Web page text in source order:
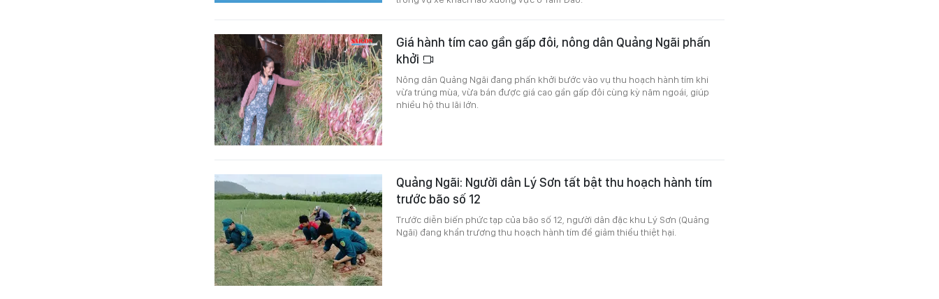
Giá hành tím cao gần gấp đôi, nông dân Quảng Ngãi phấn
khởi
Nông dân Quảng Ngãi đang phấn khởi bước vào vụ thu hoạch hành tím khi
vừa trúng mùa, vừa bán được giá cao gần gấp đôi cùng kỳ năm ngoái, giúp
nhiều hộ thu lãi lớn.
Quảng Ngãi: Người dân Lý Sơn tất bật thu hoạch hành tím
trước bão số 12
Trước diễn biến phức tạp của bão số 12, người dân đặc khu Lý Sơn (Quảng
Ngãi) đang khẩn trương thu hoạch hành tím để giảm thiểu thiệt hại.